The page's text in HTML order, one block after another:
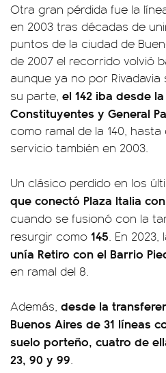
Otra gran pérdida fue la
en 2003 tras décadas de
puntos de la ciudad de
de 2007 el recorrido volvió
aunque ya no por
su parte, el 142 iba desde
Constituyentes y General
como ramal de la 140,
servicio también en 2003.
Un clásico perdido en los
que conectó Plaza Italia
cuando se fusionó con la
resurgir como 145. En 2023,
unía Retiro con el Barrio
en ramal del 8.
Además, desde la
Buenos Aires de 31 líneas
suelo porteño, cuatro de
23, 90 y 99.